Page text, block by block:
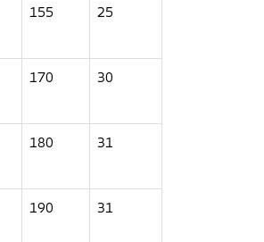
155 25
170 30
180 31
190 31